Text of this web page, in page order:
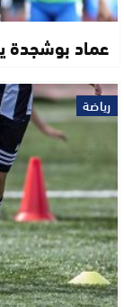
عماد بوشجدة
رياضة